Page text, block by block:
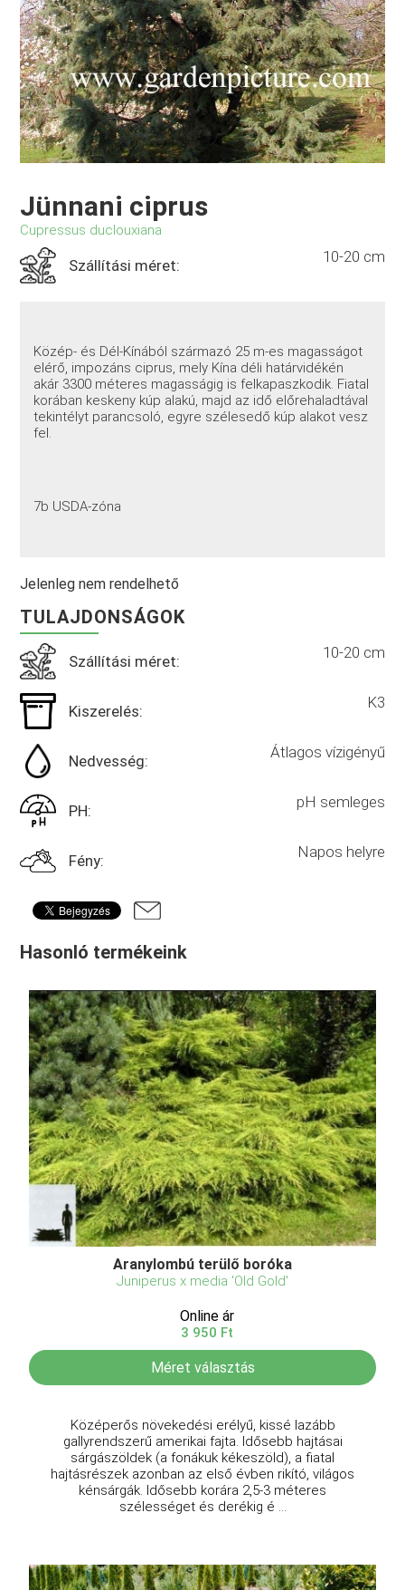
Jünnani ciprus
Cupressus duclouxiana
Szállítási méret: 10-20 cm
Közép- és Dél-Kínából származó 25 m-es magasságot
elérő, impozáns ciprus, mely Kína déli határvidékén
akár 3300 méteres magasságig is felkapaszkodik. Fiatal
korában keskeny kúp alakú, majd az idő előrehaladtával
tekintélyt parancsoló, egyre szélesedő kúp alakot vesz
fel.
7b USDA-zóna
Jelenleg nem rendelhető
TULAJDONSÁGOK
Szállítási méret: 10-20 cm
Kiszerelés: K3
Nedvesség: Átlagos vízigényű
PH: pH semleges
Fény: Napos helyre
Hasonló termékeink
Aranylombú terülő boróka
Juniperus x media 'Old Gold'
Online ár
3 950 Ft
Méret választás
Középerős növekedési erélyű, kissé lazább
gallyrendszerű amerikai fajta. Idősebb hajtásai
sárgászöldek (a fonákuk kékeszöld), a fiatal
hajtásrészek azonban az első évben rikító, világos
kénsárgák. Idősebb korára 2,5-3 méteres
szélességet és derékig é ...